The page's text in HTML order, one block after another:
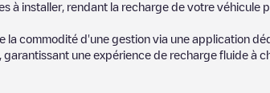
à installer, rendant la recharge de votre véhicule
commodité d'une gestion via une application
une expérience de recharge fluide à